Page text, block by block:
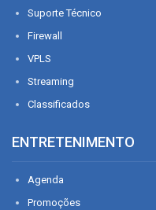
Suporte Técnico
Firewall
VPLS
Streaming
Classificados
ENTRETENIMENTO
Agenda
Promoções